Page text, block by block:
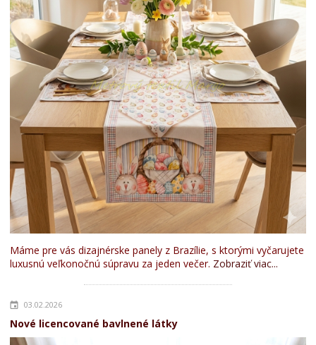
Máme pre vás dizajnérske panely z Brazílie, s ktorými vyčarujete
luxusnú veľkonočnú súpravu za jeden večer. Zobraziť viac...
03.02.2026
Nové licencované bavlnené látky